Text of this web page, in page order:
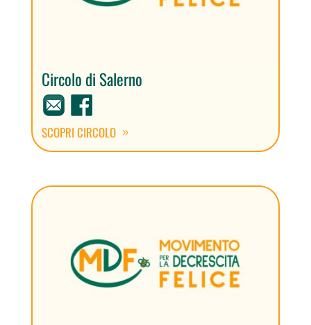
Circolo di Salerno
SCOPRI CIRCOLO